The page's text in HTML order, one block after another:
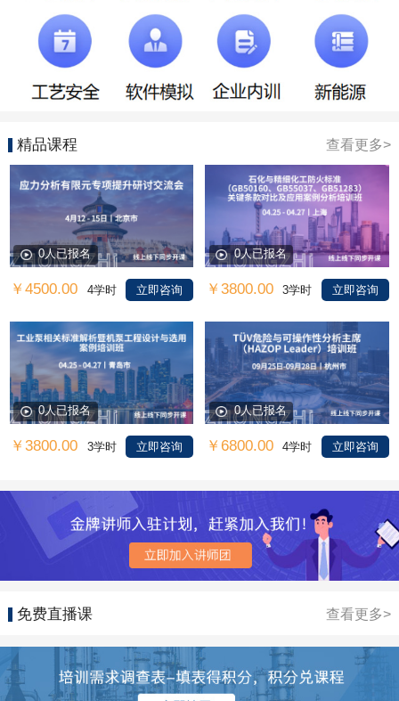
精品课程 查看更多>
0人已报名
￥4500.00 4学时 立即咨询
0人已报名
￥3800.00 3学时 立即咨询
0人已报名
￥3800.00 3学时 立即咨询
0人已报名
￥6800.00 4学时 立即咨询
免费直播课 查看更多>